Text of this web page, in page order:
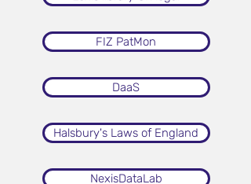
FIZ PatMon
DaaS
Halsbury's Laws of England
NexisDataLab